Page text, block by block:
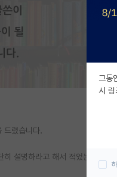
드렸습니다.
설명하라고 해서 적었는데, 이
그동
시 링